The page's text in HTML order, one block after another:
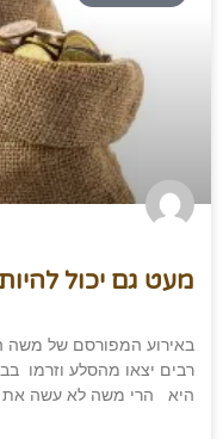
מעט גם יכול
באירוע המפורסם של משה
רבים יצאו מהסלע וזרמו
היא הרי משה לא עשה